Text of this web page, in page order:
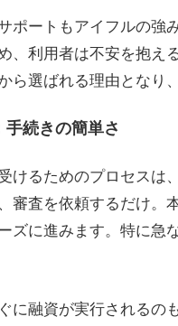
ポートもアイフルの強
、利用者は不安を抱え
ら選ばれる理由となり
続きの簡単さ
けるためのプロセスは
審査を依頼するだけ。
ズに進みます。特に急
に融資が実行されるの